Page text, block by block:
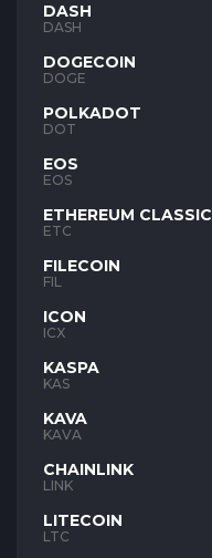
DASH
DASH
DOGECOIN
DOGE
POLKADOT
DOT
EOS
EOS
ETHEREUM CLASSIC
ETC
FILECOIN
FIL
ICON
ICX
KASPA
KAS
KAVA
KAVA
CHAINLINK
LINK
LITECOIN
LTC